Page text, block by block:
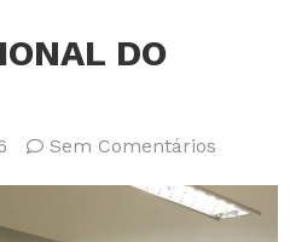
DO
Sem Comentários